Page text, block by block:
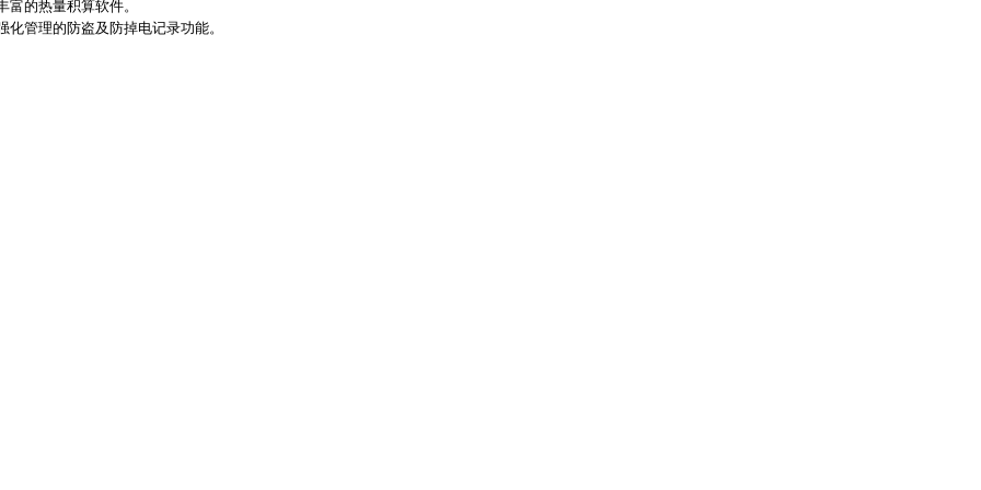
的热量积算软件。
管理的防盗及防掉电记录功能。